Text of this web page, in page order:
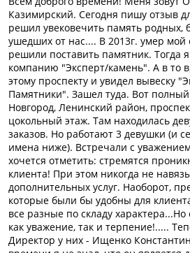
Казимирский. Сегодня пишу отзыв
решил увековечить память родных,
ушедших от нас.... В 2013г. умер мой
решили поставить памятник. Тогда
компанию "Эксперт/камень". А в то
этому проспекту и увидел вывеску
Памятники". Зашел туда. Вот
Новгород, Ленинский район,
цокольный этаж. Там находилась
заказов. Но работают 3 девушки (и
имена ниже). Встречали с
хочется отметить: стремятся
клиента! При этом никогда не
дополнительных услуг. Наоборот,
которые были бы удобны для
все разные по складу
как уважение, так и терпение!.....
Директор у них - Ищенко